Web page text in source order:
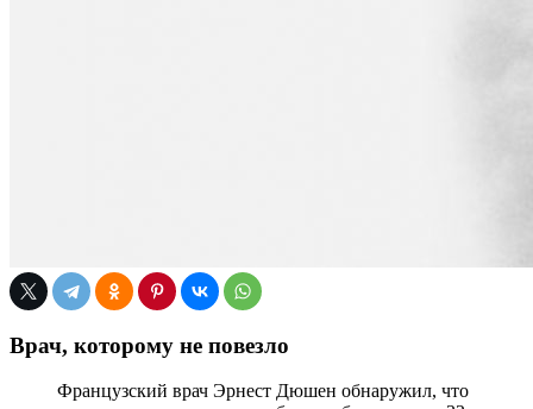
Врач, которому не повезло
Французский врач Эрнест Дюшен обнаружил, что